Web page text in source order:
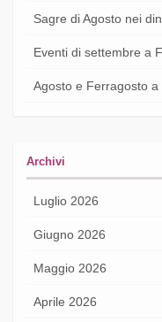
Sagre di Agosto nei
Eventi di settembre a
Agosto e Ferragosto a
Archivi
Luglio 2026
Giugno 2026
Maggio 2026
Aprile 2026